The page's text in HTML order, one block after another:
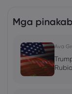
Mga
Ava